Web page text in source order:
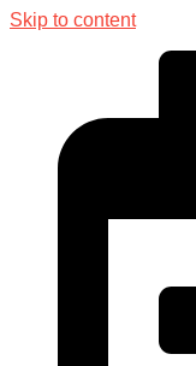
Skip to content